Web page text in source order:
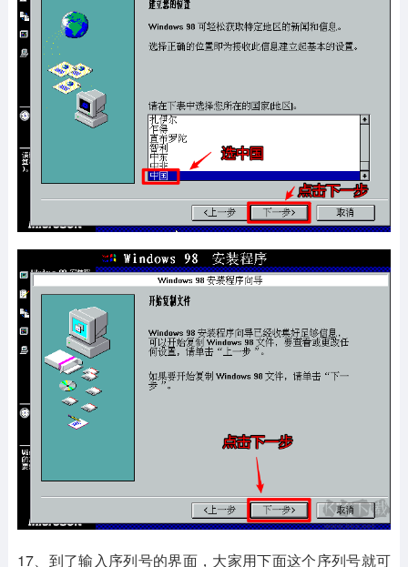
17、到了输入序列号的界面，大家用下面这个序列号就可